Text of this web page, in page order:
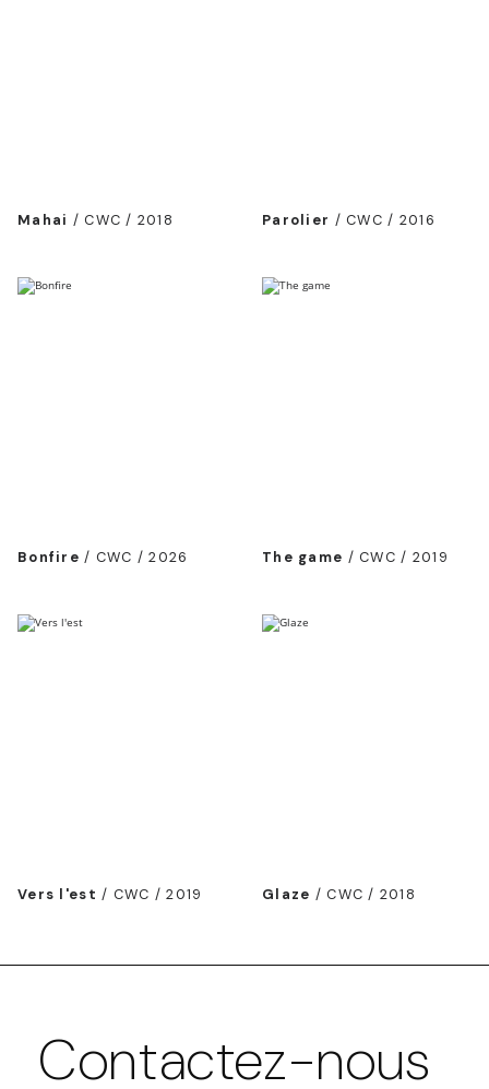
Mahai /CWC / 2018 Parolier /CWC / 2016
Bonfire / CWC / 2026 The game /CWC / 2019
Vers l'est / CWC / 2019 Glaze /CWC / 2018
Contactez-nous